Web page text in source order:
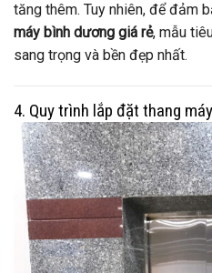
tăng thêm. Tuy nhiên, để đảm
máy bình dương giá rẻ, mẫu
sang trọng và bền đẹp nhất.
4. Quy trình lắp đặt thang